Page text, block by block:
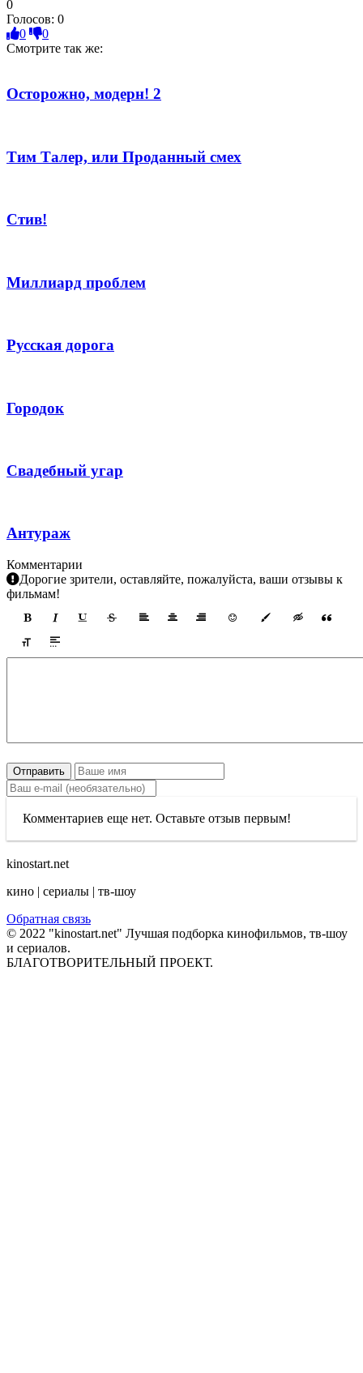
0
Голосов: 0
0
0
Смотрите так же:
Осторожно, модерн! 2
Тим Талер, или Проданный смех
Стив!
Миллиард проблем
Русская дорога
Городок
Свадебный угар
Антураж
Комментарии
Дорогие зрители, оставляйте, пожалуйста, ваши отзывы к
фильмам!
Отправить
Комментариев еще нет. Оставьте отзыв первым!
kinostart.net
кино | сериалы | тв-шоу
Обратная связь
© 2022 "kinostart.net" Лучшая подборка кинофильмов, тв-шоу
и сериалов.
БЛАГОТВОРИТЕЛЬНЫЙ ПРОЕКТ.